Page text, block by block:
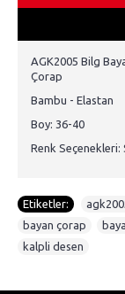
AGK2005 Bilg
Çorap
Bambu - Elastan
Boy: 36-40
Renk Seçenekleri:
Etiketler:
bayan çorap
kalpli desen